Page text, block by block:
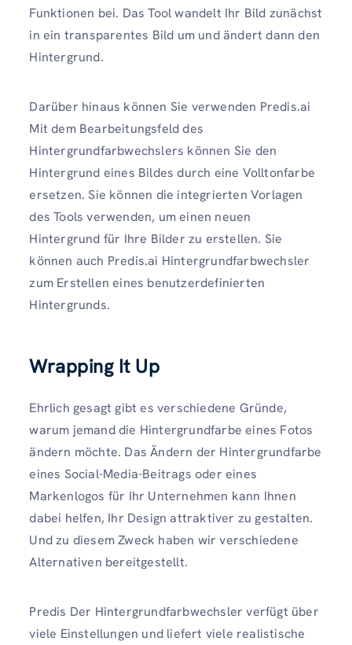
Funktionen bei. Das Tool wandelt Ihr Bild zunächst
in ein transparentes Bild um und ändert dann den
Hintergrund.
Darüber hinaus können Sie verwenden Predis.ai
Mit dem Bearbeitungsfeld des
Hintergrundfarbwechslers können Sie den
Hintergrund eines Bildes durch eine Volltonfarbe
ersetzen. Sie können die integrierten Vorlagen
des Tools verwenden, um einen neuen
Hintergrund für Ihre Bilder zu erstellen. Sie
können auch Predis.ai Hintergrundfarbwechsler
zum Erstellen eines benutzerdefinierten
Hintergrunds.
Wrapping It Up
Ehrlich gesagt gibt es verschiedene Gründe,
warum jemand die Hintergrundfarbe eines Fotos
ändern möchte. Das Ändern der Hintergrundfarbe
eines Social-Media-Beitrags oder eines
Markenlogos für Ihr Unternehmen kann Ihnen
dabei helfen, Ihr Design attraktiver zu gestalten.
Und zu diesem Zweck haben wir verschiedene
Alternativen bereitgestellt.
Predis Der Hintergrundfarbwechsler verfügt über
viele Einstellungen und liefert viele realistische